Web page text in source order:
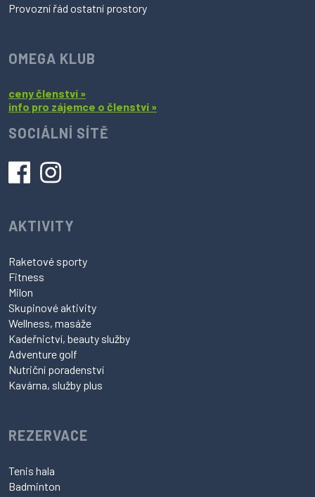
Provozní řád ostatní prostory
OMEGA KLUB
ceny členství »
info pro zájemce o členství »
SOCIÁLNÍ SÍTĚ
AKTIVITY
Raketové sporty
Fitness
Milon
Skupinové aktivity
Wellness, masáže
Kadeřnictví, beauty služby
Adventure golf
Nutriční poradenství
Kavárna, služby plus
REZERVACE
Tenis hala
Badminton